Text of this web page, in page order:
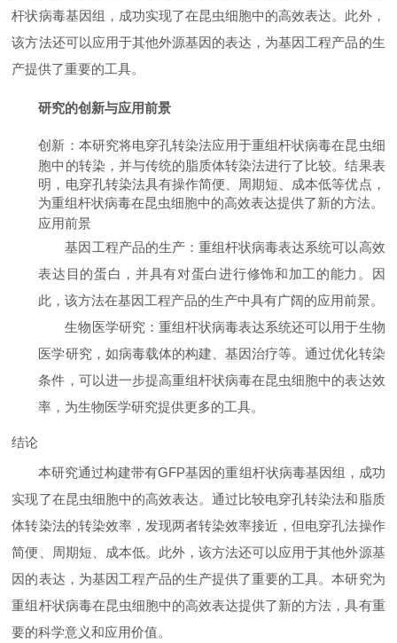
杆状病毒基因组，成功实现了在昆虫细胞中的高效表达。此外，
该方法还可以应用于其他外源基因的表达，为基因工程产品的生
产提供了重要的工具。
研究的创新与应用前景
创新 ：本研究将电穿孔转染法应用于重组杆状病毒在昆虫细
胞中的转染，并与传统的脂质体转染法进行了比较。结果表
明，电穿孔转染法具有操作简便、周期短、成本低等优点，
为重组杆状病毒在昆虫细胞中的高效表达提供了新的方法。
应用前景
基因工程产品的生产：重组杆状病毒表达系统可以高效
表达目的蛋白，并具有对蛋白进行修饰和加工的能力。因
此，该方法在基因工程产品的生产中具有广阔的应用前景。
生物医学研究：重组杆状病毒表达系统还可以用于生物
医学研究，如病毒载体的构建、基因治疗等。通过优化转染
条件，可以进一步提高重组杆状病毒在昆虫细胞中的表达效
率，为生物医学研究提供更多的工具。
结论
本研究通过构建带有GFP基因的重组杆状病毒基因组，成功
实现了在昆虫细胞中的高效表达。通过比较电穿孔转染法和脂质
体转染法的转染效率，发现两者转染效率接近，但电穿孔法操作
简便、周期短、成本低。此外，该方法还可以应用于其他外源基
因的表达，为基因工程产品的生产提供了重要的工具。本研究为
重组杆状病毒在昆虫细胞中的高效表达提供了新的方法，具有重
要的科学意义和应用价值。